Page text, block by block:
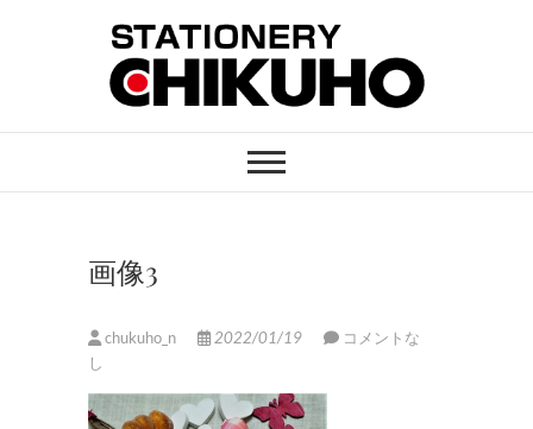
STATIONERY
CHIKUHO
画像3
chukuho_n 2022/01/19
コメントな
し